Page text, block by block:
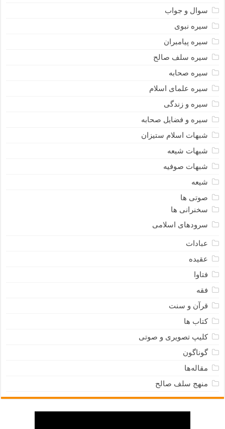
سوال و جواب
سیره نبوى
سیره پیامبران
سیره سلف صالح
سیره صحابه
سیره علمای اسلام
سیره و زندگی
سیره و فضایل صحابه
شبهات اسلام ستیزان
شبهات شیعه
شبهات صوفیه
شیعه
صوتی ها
سخنرانی ها
سرودهای اسلامی
عبادات
عقیده
فتاوا
فقه
قرآن و سنت
کتاب ها
کلیپ تصویری و صوتی
گوناگون
مقاله‌ها
منهج سلف صالح